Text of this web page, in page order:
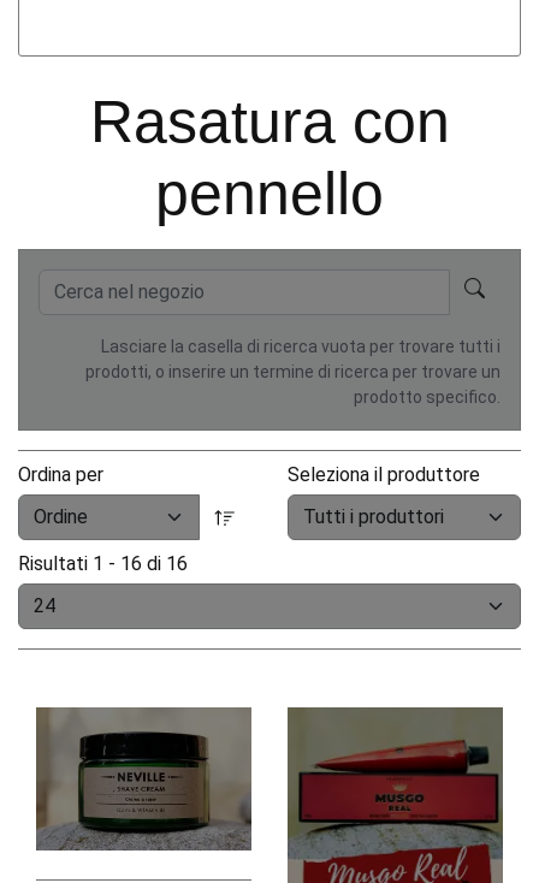
Rasatura con
pennello
Lasciare la casella di ricerca vuota per trovare tutti i
prodotti, o inserire un termine di ricerca per trovare un
prodotto specifico.
Ordina per Seleziona il produttore
Risultati 1 - 16 di 16